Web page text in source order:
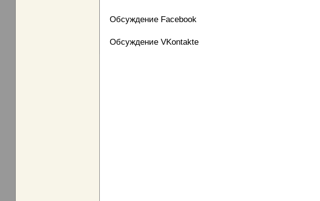
Обсуждение Facebook
Обсуждение VKontakte